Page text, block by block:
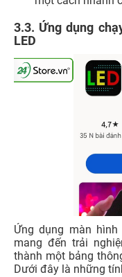
3.3. Ứng dụng
LED
Ứng dụng màn
mang đến trải
thành một bảng
Dưới đây là những